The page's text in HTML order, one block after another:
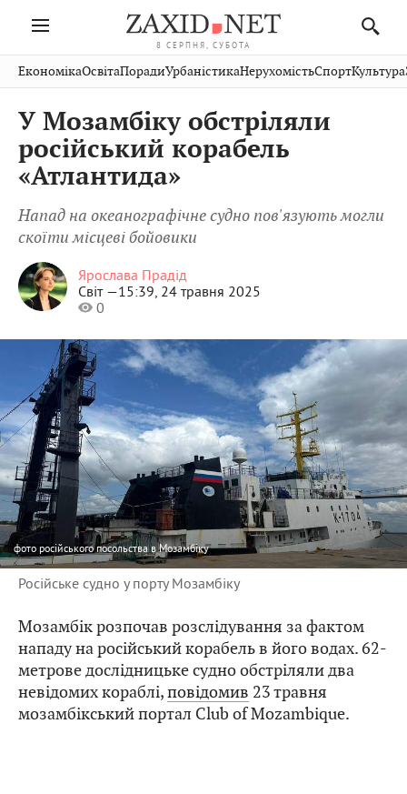
8 СЕРПНЯ, СУБОТА
Івано-
Франківськ
Тернопіль
Волинь
Закарпаття
Рівне
Шептицький
Стрий
Хмельницький
Публікації
Авто СловкоКультура
Кіно Дім СпортКраєзнавство
ФотоОсвітаНерухомість
ЕкономікаОсвітаПорадиУрбаністикаНерухомістьСпортКультура
У Мозамбіку обстріляли
російський корабель
«Атлантида»
Напад на океанографічне судно пов'язують могли
скоїти місцеві бойовики
Ярослава Прадід
Світ —15:39, 24 травня 2025
0
фото російського посольства в Мозамбіку
Російське судно у порту Мозамбіку
Мозамбік розпочав розслідування за фактом
нападу на російський корабель в його водах. 62-
метрове дослідницьке судно обстріляли два
невідомих кораблі,повідомив 23 травня
мозамбікський портал Club of Mozambique.